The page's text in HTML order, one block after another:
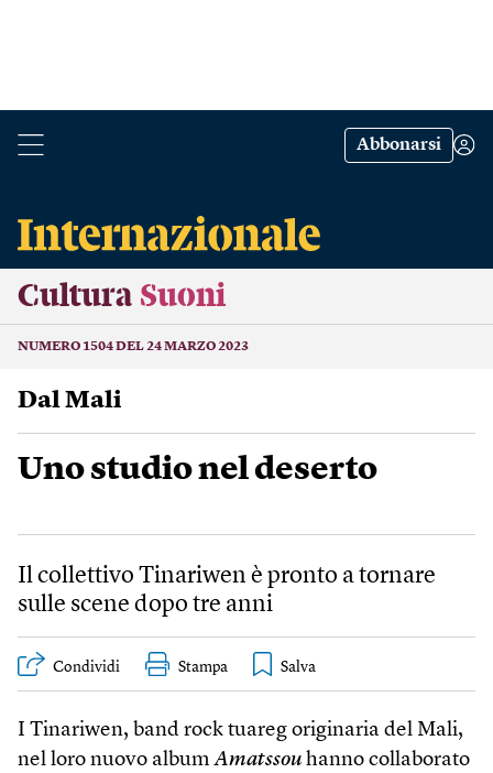
Abbonarsi
Cultura Suoni
NUMERO 1504 DEL 24 MARZO 2023
Dal Mali
Uno studio nel deserto
Il collettivo Tinariwen è pronto a tornare
sulle scene dopo tre anni
Condividi Stampa
I Tinariwen, band rock tuareg originaria del Mali,
nel loro nuovo albumAmatssou hanno collaborato